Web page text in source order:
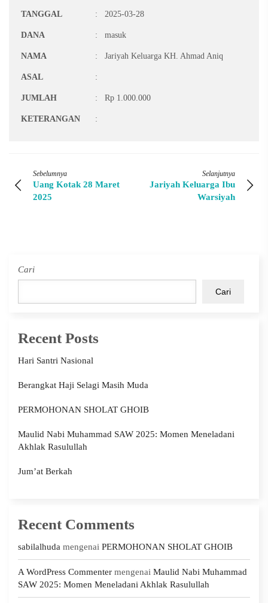
TANGGAL : 2025-03-28
DANA : masuk
NAMA : Jariyah Keluarga KH. Ahmad Aniq
ASAL :
JUMLAH : Rp 1.000.000
KETERANGAN :
Sebelumnya
Uang Kotak 28 Maret
2025
Selanjutnya
Jariyah Keluarga Ibu
Warsiyah
Cari
Cari
Recent Posts
Hari Santri Nasional
Berangkat Haji Selagi Masih Muda
PERMOHONAN SHOLAT GHOIB
Maulid Nabi Muhammad SAW 2025: Momen Meneladani
Akhlak Rasulullah
Jum’at Berkah
Recent Comments
sabilalhuda mengenai PERMOHONAN SHOLAT GHOIB
A WordPress Commenter mengenai Maulid Nabi Muhammad
SAW 2025: Momen Meneladani Akhlak Rasulullah